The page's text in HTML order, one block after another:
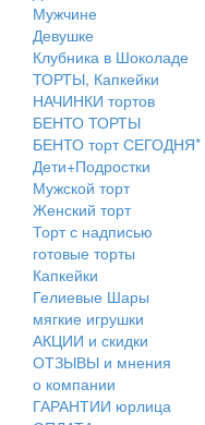
Мужчине
Девушке
Клубника в Шоколаде
ТОРТЫ, Капкейки
НАЧИНКИ тортов
БЕНТО ТОРТЫ
БЕНТО торт СЕГОДНЯ*
Дети+Подростки
Мужской торт
Женский торт
Торт с надписью
готовые торты
Капкейки
Гелиевые Шары
мягкие игрушки
АКЦИИ и скидки
ОТЗЫВЫ и мнения
о компании
ГАРАНТИИ юрлица